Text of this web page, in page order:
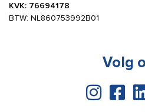
KVK: 76694178
BTW: NL860753992B01
Volg